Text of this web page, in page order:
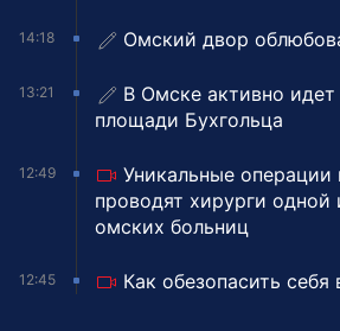
14:18 Омский двор
13:21
В Омске активно идет
площади Бухгольца
12:49
Уникальные операции
проводят хирурги одной
омских больниц
12:45 Как обезопасить себя